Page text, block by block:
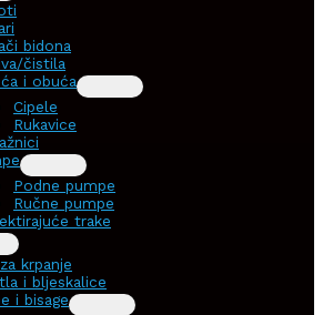
bidona
čistila
i obuća
Cipele
Rukavice
Podne pumpe
Ručne pumpe
trake
krpanje
i bljeskalice
i bisage